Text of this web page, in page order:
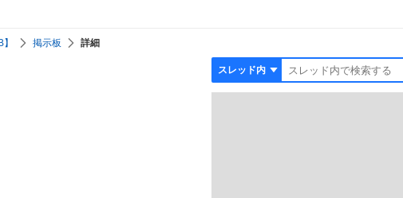
掲示板 詳細